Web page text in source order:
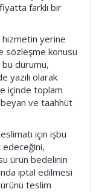
farklı bir
hizmetin yerine
sözleşme konusu
durumu,
yazılı olarak
içinde toplam
ve taahhüt
için işbu
ürün bedelinin
iptal edilmesi
ürünü teslim